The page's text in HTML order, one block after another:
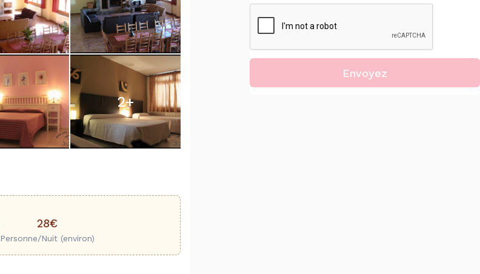
2+
28€
Personne/Nuit (environ)
Envoyez